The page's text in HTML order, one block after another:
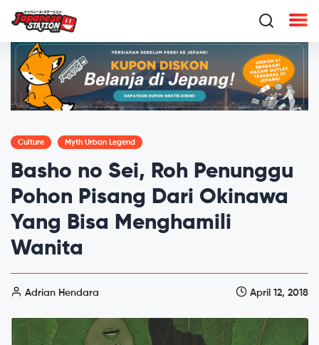
Culture Myth Urban Legend
Basho no Sei, Roh Penunggu
Pohon Pisang Dari Okinawa
Yang Bisa Menghamili
Wanita
Adrian Hendara April 12, 2018